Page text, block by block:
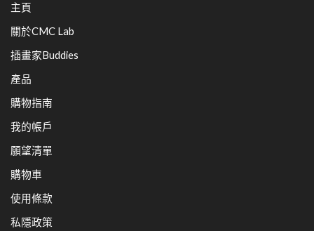
主頁
關於CMC Lab
插畫家Buddies
產品
購物指南
我的帳戶
願望清單
購物車
使用條款
私隱政策